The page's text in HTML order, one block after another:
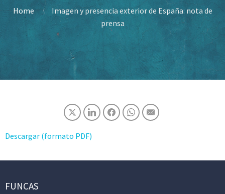
Home
Imagen y presencia exterior de España: nota de
prensa
Descargar (formato PDF)
FUNCAS